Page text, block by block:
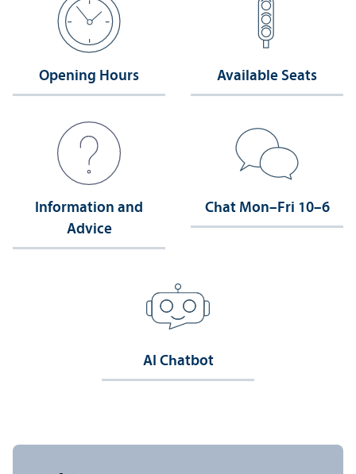
Opening Hours Available Seats
Information and
Advice
Chat Mon–Fri 10–6
AI Chatbot